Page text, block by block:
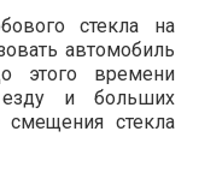
стекла на
автомобиль
этого времени
езду и больших
стекла